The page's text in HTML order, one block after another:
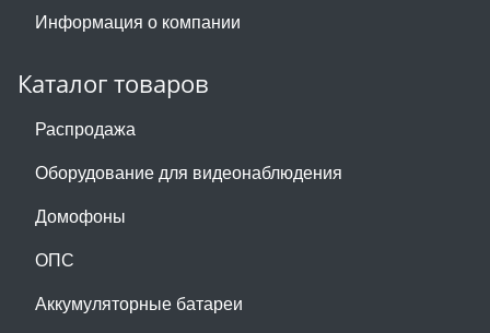
Информация о компании
Каталог товаров
Распродажа
Оборудование для видеонаблюдения
Домофоны
ОПС
Аккумуляторные батареи